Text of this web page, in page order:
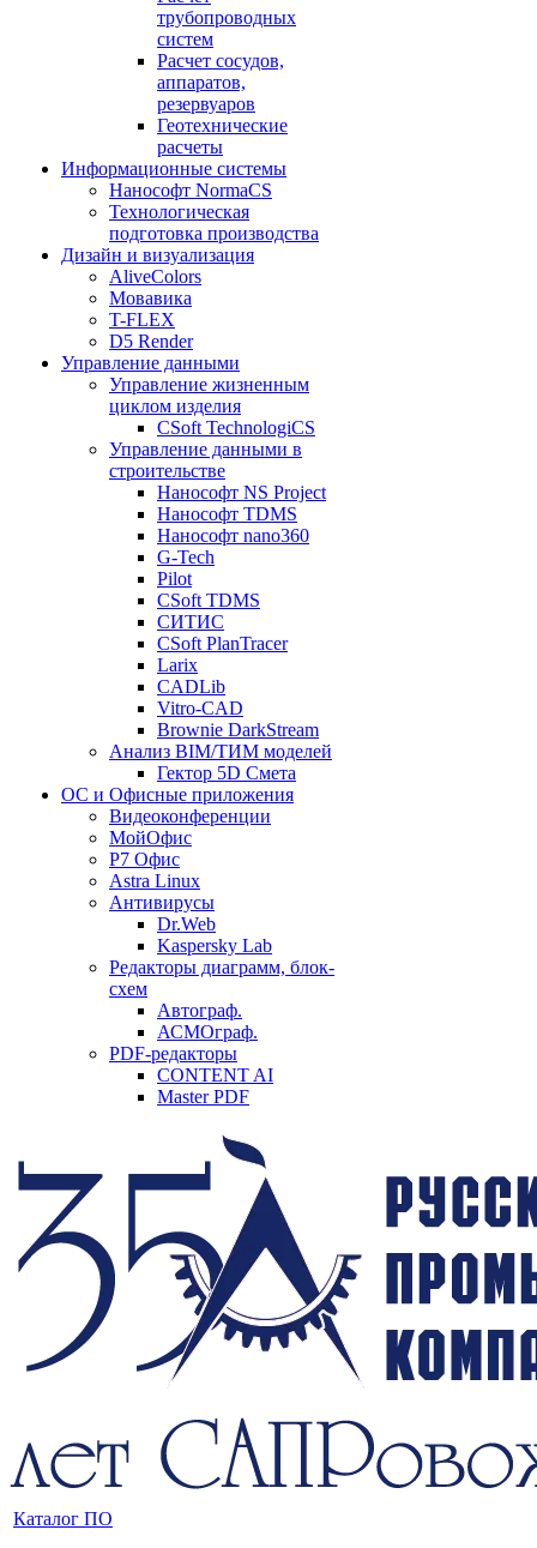
трубопроводных
систем
Расчет сосудов,
аппаратов,
резервуаров
Геотехнические
расчеты
Информационные системы
Нанософт NormaCS
Технологическая
подготовка производства
Дизайн и визуализация
AliveColors
Мовавика
T-FLEX
D5 Render
Управление данными
Управление жизненным
циклом изделия
CSoft TechnologiCS
Управление данными в
строительстве
Нанософт NS Project
Нанософт TDMS
Нанософт nano360
G-Tech
Pilot
CSoft TDMS
СИТИС
CSoft PlanTracer
Larix
CADLib
Vitro-CAD
Brownie DarkStream
Анализ BIM/ТИМ моделей
Гектор 5D Смета
ОС и Офисные приложения
Видеоконференции
МойОфис
P7 Офис
Astra Linux
Антивирусы
Dr.Web
Kaspersky Lab
Редакторы диаграмм, блок-
схем
Автограф.
АСМОграф.
PDF-редакторы
CONTENT AI
Master PDF
Каталог ПО